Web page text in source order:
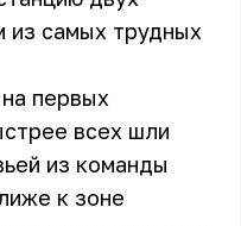
из самых трудных
первых
всех шли
из команды
к зоне